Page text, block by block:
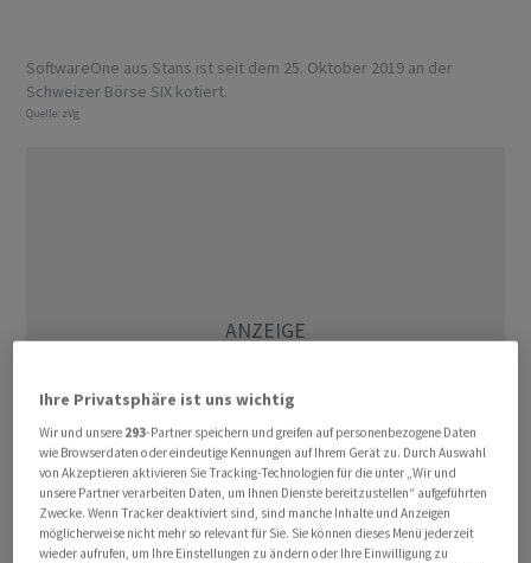
SoftwareOne aus Stans ist seit dem 25. Oktober 2019 an der
Schweizer Börse SIX kotiert.
Quelle: zVg
Neu will die Private-Equity-Gesellschaft 19,50 bis 20,50
Ihre Privatsphäre ist uns wichtig
Wir und unsere 293-Partner speichern und greifen auf personenbezogene Daten
wie Browserdaten oder eindeutige Kennungen auf Ihrem Gerät zu. Durch Auswahl
von Akzeptieren aktivieren Sie Tracking-Technologien für die unter „Wir und
unsere Partner verarbeiten Daten, um Ihnen Dienste bereitzustellen“ aufgeführten
Zwecke. Wenn Tracker deaktiviert sind, sind manche Inhalte und Anzeigen
möglicherweise nicht mehr so relevant für Sie. Sie können dieses Menü jederzeit
wieder aufrufen, um Ihre Einstellungen zu ändern oder Ihre Einwilligung zu